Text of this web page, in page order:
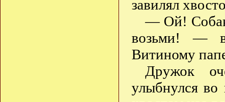
завилял
— Ой!
возьми! — в
Витиному
Дружок
улыбнулся